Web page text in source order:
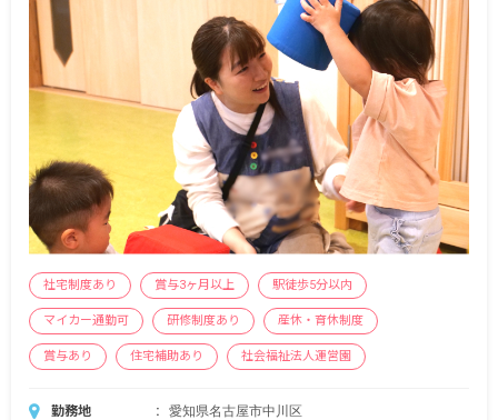
※試用期間1カ月／同条件
社宅制度あり 賞与3ヶ月以上 駅徒歩5分以内
マイカー通勤可 研修制度あり 産休・育休制度
賞与あり 住宅補助あり 社会福祉法人運営園
勤務地 愛知県名古屋市中川区